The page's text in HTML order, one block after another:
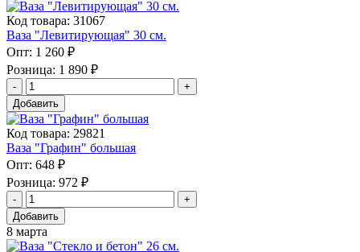
Код товара: 31067
Ваза "Левитирующая" 30 см.
Опт: 1 260 ₽
Розница: 1 890 ₽
Добавить
Код товара: 29821
Ваза "Графин" большая
Опт: 648 ₽
Розница: 972 ₽
Добавить
8 марта